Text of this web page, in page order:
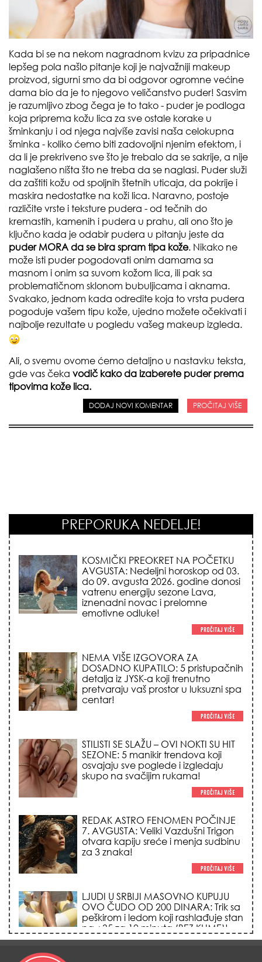
Kada bi se na nekom nagradnom kvizu za pripadnice
lepšeg pola našlo pitanje koji je najvažniji makeup
proizvod, sigurni smo da bi odgovor ogromne većine
dama bio da je to njegovo veličanstvo puder! Sasvim
je razumljivo zbog čega je to tako - puder je podloga
koja priprema kožu lica za sve ostale korake u
šminkanju i od njega najviše zavisi naša celokupna
šminka - koliko ćemo biti zadovoljni njenim efektom, i
da li je prekriveno sve što je trebalo da se sakrije, a nije
naglašeno ništa što ne treba da se naglasi. Puder služi
da zaštiti kožu od spoljnih štetnih uticaja, da pokrije i
maskira nedostatke na koži lica. Naravno, postoje
različite vrste i teksture pudera - od tečnih do
kremastih, kamenih i pudera u prahu, ali ono što je
ključno kada je odabir pudera u pitanju jeste da
puder MORA da se bira spram tipa kože. Nikako ne
može isti puder pogodovati onim damama sa
masnom i onim sa suvom kožom lica, ili pak sa
problematičnom sklonom bubuljicama i aknama.
Svakako, jednom kada odredite koja to vrsta pudera
pogoduje vašem tipu kože, ujedno možete očekivati i
najbolje rezultate u pogledu vašeg makeup izgleda.
Ali, o svemu ovome ćemo detaljno u nastavku teksta,
gde vas čeka vodič kako da izaberete puder prema
tipovima kože lica.
DODAJ NOVI KOMENTAR PROČITAJ VIŠE
PREPORUKA NEDELJE!
KOSMIČKI PREOKRET NA POČETKU
AVGUSTA: Nedeljni horoskop od 03.
do 09. avgusta 2026. godine donosi
vatrenu energiju sezone Lava,
iznenadni novac i prelomne
emotivne odluke!
NEMA VIŠE IZGOVORA ZA
DOSADNO KUPATILO: 5 pristupačnih
detalja iz JYSK-a koji trenutno
pretvaraju vaš prostor u luksuzni spa
centar!
STILISTI SE SLAŽU – OVI NOKTI SU HIT
SEZONE: 5 manikir trendova koji
osvajaju sve poglede i izgledaju
skupo na svačijim rukama!
REDAK ASTRO FENOMEN POČINJE
7. AVGUSTA: Veliki Vazdušni Trigon
otvara kapiju sreće i menja sudbinu
za 3 znaka!
LJUDI U SRBIJI MASOVNO KUPUJU
OVO ČUDO OD 200 DINARA: Trik sa
peškirom i ledom koji rashlađuje stan
na +35 za 10 minuta (BEZ KLIME)!